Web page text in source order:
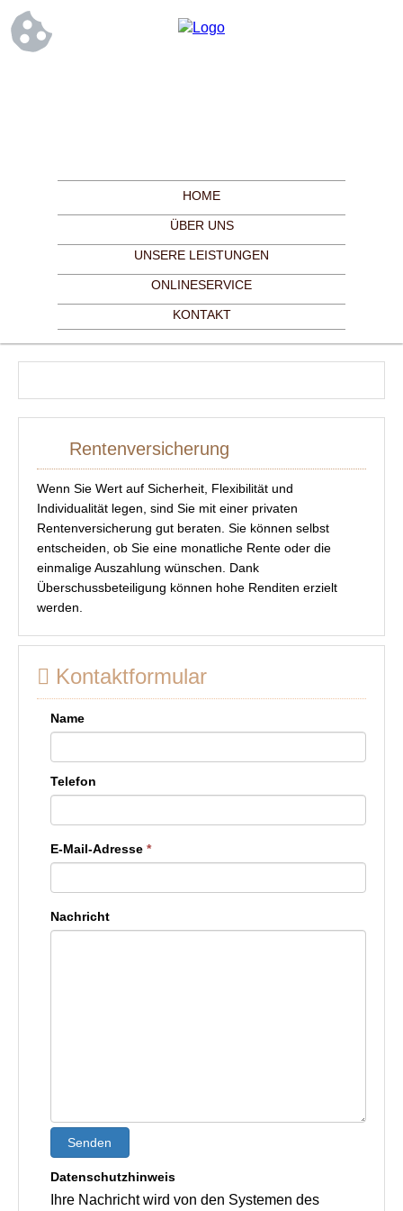
HOME
ÜBER UNS
UNSERE LEISTUNGEN
ONLINESERVICE
KONTAKT
Rentenversicherung
Wenn Sie Wert auf Sicherheit, Flexibilität und
Individualität legen, sind Sie mit einer privaten
Rentenversicherung gut beraten. Sie können selbst
entscheiden, ob Sie eine monatliche Rente oder die
einmalige Auszahlung wünschen. Dank
Überschussbeteiligung können hohe Renditen erzielt
werden.
Kontaktformular
Name
Telefon
E-Mail-Adresse *
Nachricht
Senden
Datenschutzhinweis
Ihre Nachricht wird von den Systemen des